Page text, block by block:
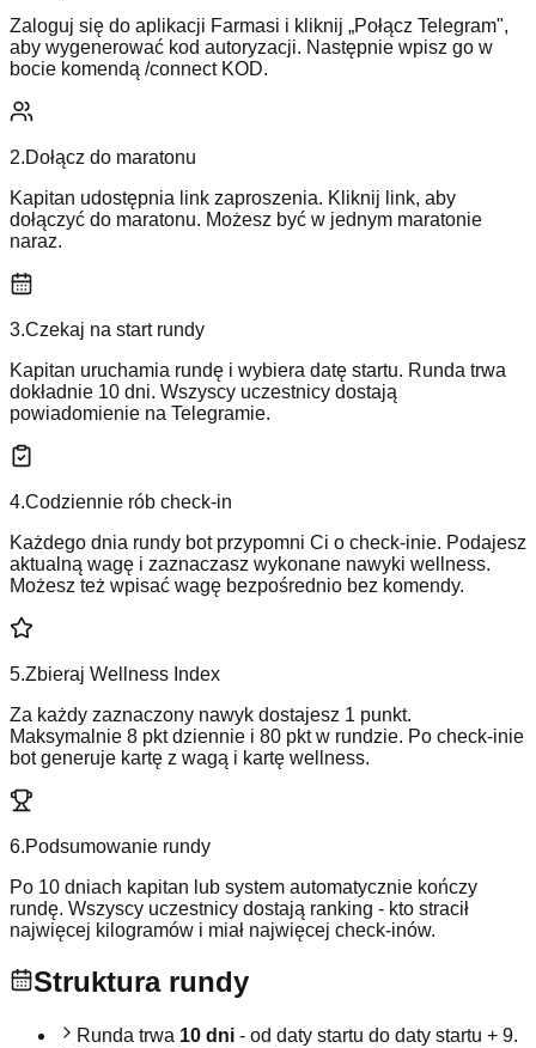
Zaloguj się do aplikacji Farmasi i kliknij „Połącz Telegram",
aby wygenerować kod autoryzacji. Następnie wpisz go w
bocie komendą /connect KOD.
2.Dołącz do maratonu
Kapitan udostępnia link zaproszenia. Kliknij link, aby
dołączyć do maratonu. Możesz być w jednym maratonie
naraz.
3.Czekaj na start rundy
Kapitan uruchamia rundę i wybiera datę startu. Runda trwa
dokładnie 10 dni. Wszyscy uczestnicy dostają
powiadomienie na Telegramie.
4.Codziennie rób check-in
Każdego dnia rundy bot przypomni Ci o check-inie. Podajesz
aktualną wagę i zaznaczasz wykonane nawyki wellness.
Możesz też wpisać wagę bezpośrednio bez komendy.
5.Zbieraj Wellness Index
Za każdy zaznaczony nawyk dostajesz 1 punkt.
Maksymalnie 8 pkt dziennie i 80 pkt w rundzie. Po check-inie
bot generuje kartę z wagą i kartę wellness.
6.Podsumowanie rundy
Po 10 dniach kapitan lub system automatycznie kończy
rundę. Wszyscy uczestnicy dostają ranking - kto stracił
najwięcej kilogramów i miał najwięcej check-inów.
Struktura rundy
Runda trwa 10 dni - od daty startu do daty startu + 9.